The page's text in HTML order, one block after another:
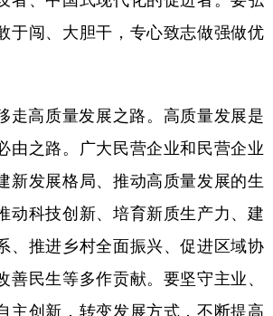
于闯、大胆干，专心致志做强做优
走高质量发展之路。 高质量发展是
由之路。广大民营企业和民营企业
新发展格局、推动高质量发展的生
动科技创新、培育新质生产力、建
、推进乡村全面振兴、促进区域协
善民生等多作贡献。要坚守主业、
主创新，转变发展方式，不断提高